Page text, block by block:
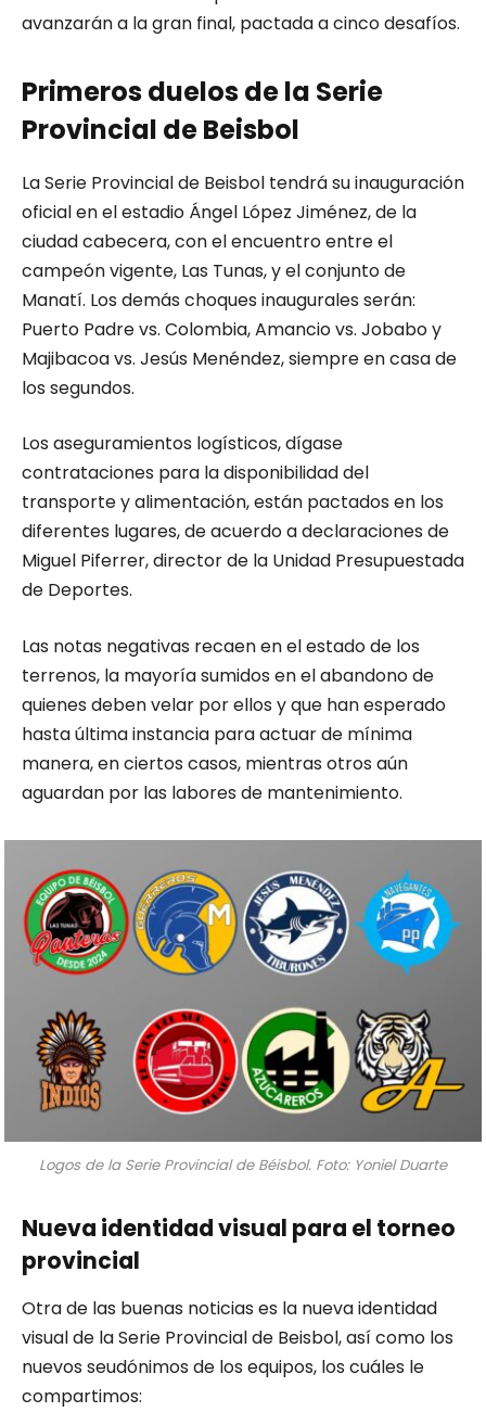
avanzarán a la gran final, pactada a cinco desafíos.
Primeros duelos de la Serie
Provincial de Beisbol
La Serie Provincial de Beisbol tendrá su inauguración
oficial en el estadio Ángel López Jiménez, de la
ciudad cabecera, con el encuentro entre el
campeón vigente, Las Tunas, y el conjunto de
Manatí. Los demás choques inaugurales serán:
Puerto Padre vs. Colombia, Amancio vs. Jobabo y
Majibacoa vs. Jesús Menéndez, siempre en casa de
los segundos.
Los aseguramientos logísticos, dígase
contrataciones para la disponibilidad del
transporte y alimentación, están pactados en los
diferentes lugares, de acuerdo a declaraciones de
Miguel Piferrer, director de la Unidad Presupuestada
de Deportes.
Las notas negativas recaen en el estado de los
terrenos, la mayoría sumidos en el abandono de
quienes deben velar por ellos y que han esperado
hasta última instancia para actuar de mínima
manera, en ciertos casos, mientras otros aún
aguardan por las labores de mantenimiento.
Logos de la Serie Provincial de Béisbol. Foto: Yoniel Duarte
Nueva identidad visual para el torneo
provincial
Otra de las buenas noticias es la nueva identidad
visual de la Serie Provincial de Beisbol, así como los
nuevos seudónimos de los equipos, los cuáles le
compartimos: